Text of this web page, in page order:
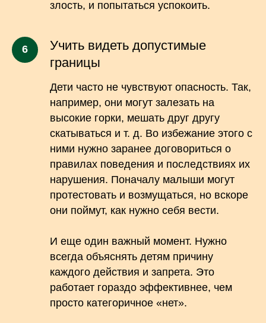
злость, и попытаться успокоить.
Учить видеть допустимые
границы
Дети часто не чувствуют опасность. Так,
например, они могут залезать на
высокие горки, мешать друг другу
скатываться и т. д. Во избежание этого с
ними нужно заранее договориться о
правилах поведения и последствиях их
нарушения. Поначалу малыши могут
протестовать и возмущаться, но вскоре
они поймут, как нужно себя вести.
И еще один важный момент. Нужно
всегда объяснять детям причину
каждого действия и запрета. Это
работает гораздо эффективнее, чем
просто категоричное «нет».